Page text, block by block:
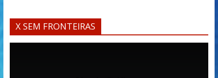
X SEM FRONTEIRAS